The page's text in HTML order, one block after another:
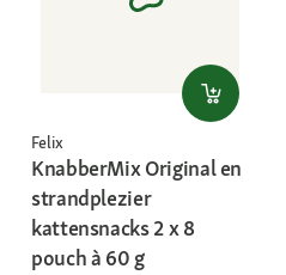
Felix
KnabberMix Original en
strandplezier
kattensnacks 2 x 8
pouch à 60 g